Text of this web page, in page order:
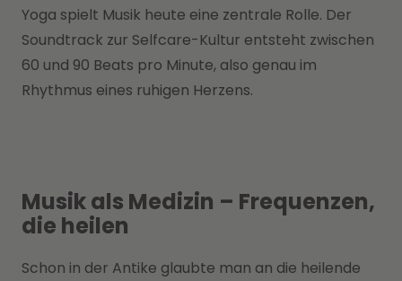
Yoga spielt Musik heute eine zentrale Rolle. Der
Soundtrack zur Selfcare-Kultur entsteht zwischen
60 und 90 Beats pro Minute, also genau im
Rhythmus eines ruhigen Herzens.
Musik als Medizin – Frequenzen,
die heilen
Schon in der Antike glaubte man an die heilende